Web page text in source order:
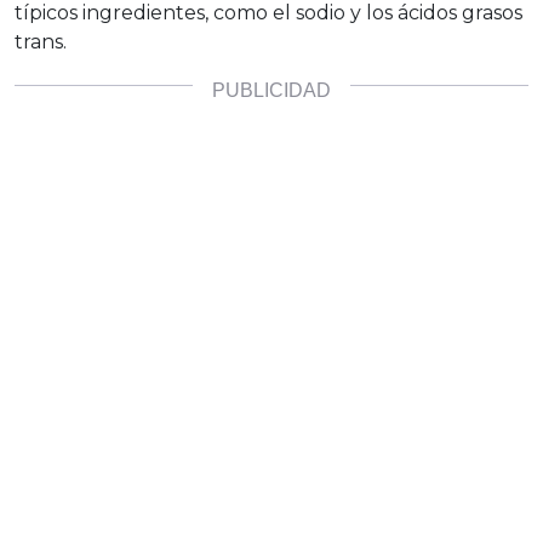
típicos ingredientes, como el sodio y los ácidos grasos
trans.